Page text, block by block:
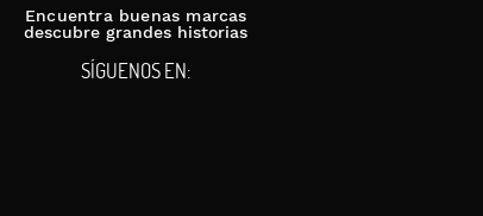
Encuentra buenas marcas
descubre grandes historias
SÍGUENOS EN: